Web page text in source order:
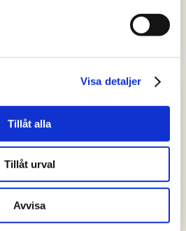
Visa detaljer
Tillåt alla
Tillåt urval
Avvisa
Skövde – Att navigera
och nya möjligheter